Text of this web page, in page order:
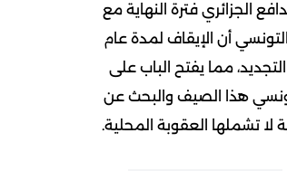
الجزائري فترة النهاية مع
أن الإيقاف لمدة عام
مما يفتح الباب على
هذا الصيف والبحث عن
لا تشملها العقوبة المحلية.